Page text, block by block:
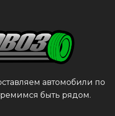
автомобили по
быть рядом.